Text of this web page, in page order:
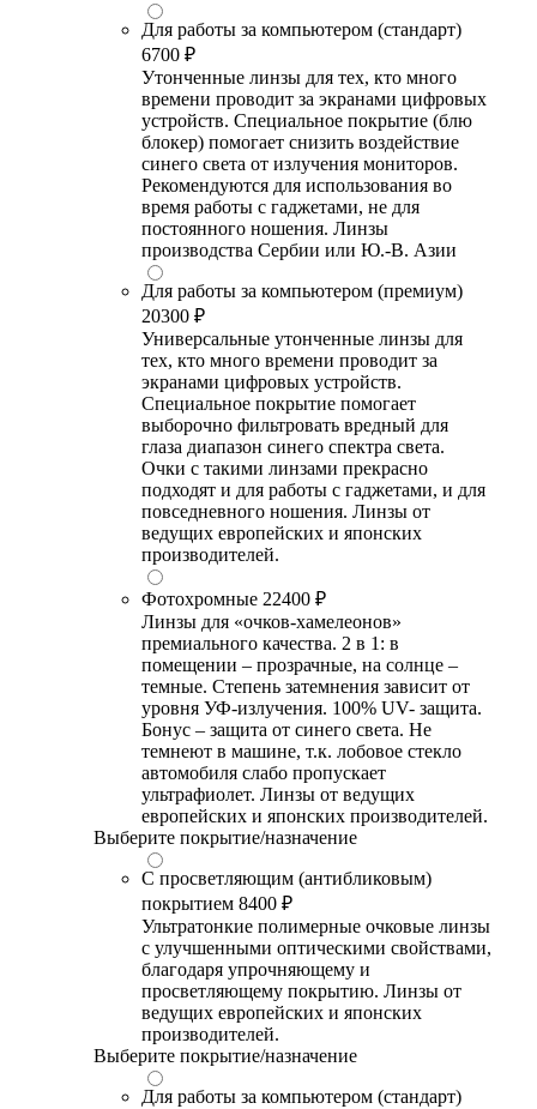
Для работы за компьютером (стандарт)
6700 ₽
Утонченные линзы для тех, кто много
времени проводит за экранами цифровых
устройств. Специальное покрытие (блю
блокер) помогает снизить воздействие
синего света от излучения мониторов.
Рекомендуются для использования во
время работы с гаджетами, не для
постоянного ношения. Линзы
производства Сербии или Ю.-В. Азии
Для работы за компьютером (премиум)
20300 ₽
Универсальные утонченные линзы для
тех, кто много времени проводит за
экранами цифровых устройств.
Специальное покрытие помогает
выборочно фильтровать вредный для
глаза диапазон синего спектра света.
Очки с такими линзами прекрасно
подходят и для работы с гаджетами, и для
повседневного ношения. Линзы от
ведущих европейских и японских
производителей.
Фотохромные 22400 ₽
Линзы для «очков-хамелеонов»
премиального качества. 2 в 1: в
помещении – прозрачные, на солнце –
темные. Степень затемнения зависит от
уровня УФ-излучения. 100% UV- защита.
Бонус – защита от синего света. Не
темнеют в машине, т.к. лобовое стекло
автомобиля слабо пропускает
ультрафиолет. Линзы от ведущих
европейских и японских производителей.
Выберите покрытие/назначение
С просветляющим (антибликовым)
покрытием 8400 ₽
Ультратонкие полимерные очковые линзы
с улучшенными оптическими свойствами,
благодаря упрочняющему и
просветляющему покрытию. Линзы от
ведущих европейских и японских
производителей.
Выберите покрытие/назначение
Для работы за компьютером (стандарт)